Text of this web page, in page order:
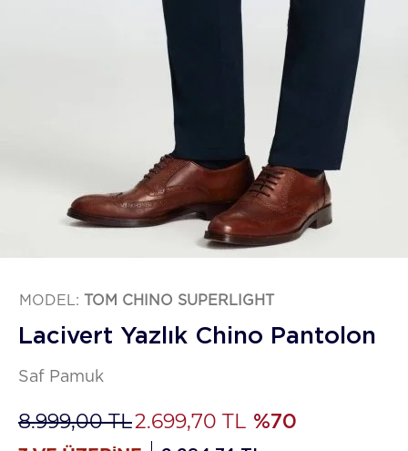
MODEL: TOM CHINO SUPERLIGHT
Lacivert Yazlık Chino Pantolon
Saf Pamuk
8.999,00 TL2.699,70 TL %70